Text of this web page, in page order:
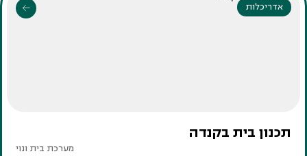
אדריכלות
תכנון בית בקנדה
מערכת בית ונוי